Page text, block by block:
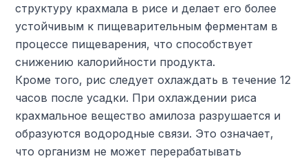
структуру крахмала в рисе и делает его более
устойчивым к пищеварительным ферментам в
процессе пищеварения, что способствует
снижению калорийности продукта.
Кроме того, рис следует охлаждать в течение 12
часов после усадки. При охлаждении риса
крахмальное вещество амилоза разрушается и
образуются водородные связи. Это означает,
что организм не может перерабатывать